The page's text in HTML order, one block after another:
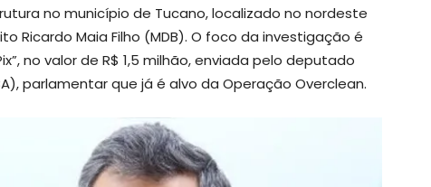
no município de Tucano, localizado no nordeste
Ricardo Maia Filho (MDB). O foco da investigação é
no valor de R$ 1,5 milhão, enviada pelo deputado
parlamentar que já é alvo da Operação Overclean.